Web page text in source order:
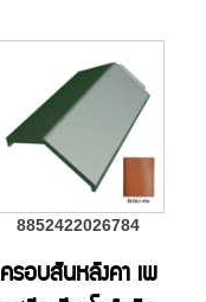
8852422026784
ครอบสันหลังคา เพ